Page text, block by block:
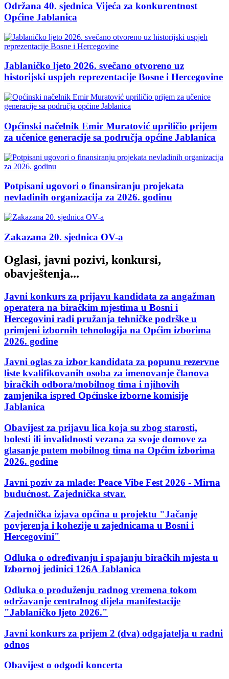
Održana 40. sjednica Vijeća za konkurentnost
Općine Jablanica
Jablaničko ljeto 2026. svečano otvoreno uz
historijski uspjeh reprezentacije Bosne i Hercegovine
Općinski načelnik Emir Muratović upriličio prijem
za učenice generacije sa područja općine Jablanica
Potpisani ugovori o finansiranju projekata
nevladinih organizacija za 2026. godinu
Zakazana 20. sjednica OV-a
Oglasi, javni pozivi, konkursi,
obavještenja...
Javni konkurs za prijavu kandidata za angažman
operatera na biračkim mjestima u Bosni i
Hercegovini radi pružanja tehničke podrške u
primjeni izbornih tehnologija na Općim izborima
2026. godine
Javni oglas za izbor kandidata za popunu rezervne
liste kvalifikovanih osoba za imenovanje članova
biračkih odbora/mobilnog tima i njihovih
zamjenika ispred Općinske izborne komisije
Jablanica
Obavijest za prijavu lica koja su zbog starosti,
bolesti ili invalidnosti vezana za svoje domove za
glasanje putem mobilnog tima na Općim izborima
2026. godine
Javni poziv za mlade: Peace Vibe Fest 2026 - Mirna
budućnost. Zajednička stvar.
Zajednička izjava općina u projektu "Jačanje
povjerenja i kohezije u zajednicama u Bosni i
Hercegovini"
Odluka o određivanju i spajanju biračkih mjesta u
Izbornoj jedinici 126A Jablanica
Odluka o produženju radnog vremena tokom
održavanje centralnog dijela manifestacije
"Jablaničko ljeto 2026."
Javni konkurs za prijem 2 (dva) odgajatelja u radni
odnos
Obavijest o odgodi koncerta